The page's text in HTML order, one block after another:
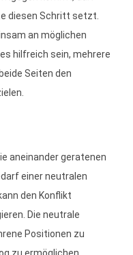
diesen Schritt setzt.
an möglichen
hilfreich sein, mehrere
Seiten den
aneinander geratenen
einer neutralen
den Konflikt
Die neutrale
Positionen zu